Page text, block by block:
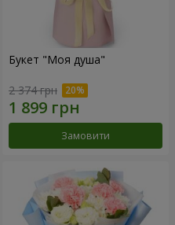
Букет "Моя душа"
2 374 грн
Замовити